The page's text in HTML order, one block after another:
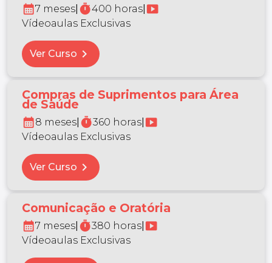
calendar_month7 meses timer400 horas smart_display
Vídeoaulas Exclusivas
Ver Curso chevron_right
Compras de Suprimentos para Área
de Saúde
calendar_month8 meses timer360 horas smart_display
Vídeoaulas Exclusivas
Ver Curso chevron_right
Comunicação e Oratória
calendar_month7 meses timer380 horas smart_display
Vídeoaulas Exclusivas